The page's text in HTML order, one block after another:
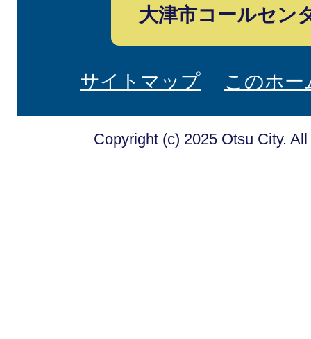
大津市コールセン
サイトマップ このホ
Copyright (c) 2025 Otsu City.